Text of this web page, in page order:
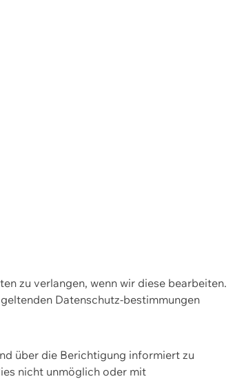
zu verlangen, wenn wir diese bearbeiten.
Datenschutz-bestimmungen
über die Berichtigung informiert zu
nicht unmöglich oder mit